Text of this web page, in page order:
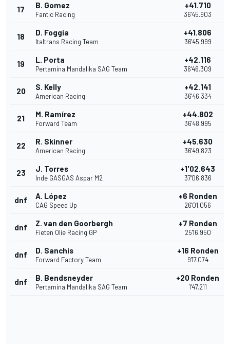
17 B. Gomez
Fantic Racing
+41.710
36'45.903
18 D. Foggia
Italtrans Racing Team
+41.806
36'45.999
19 L. Porta
Pertamina Mandalika SAG Team
+42.116
36'46.309
20 S. Kelly
American Racing
+42.141
36'46.334
21 M. Ramírez
Forward Team
+44.802
36'48.995
22 R. Skinner
American Racing
+45.630
36'49.823
23 J. Torres
Inde GASGAS Aspar M2
+1'02.643
37'06.836
dnf A. López
CAG Speed Up
+6 Ronden
26'01.056
dnf Z. van den Goorbergh
Fieten Olie Racing GP
+7 Ronden
25'16.950
dnf D. Sanchis
Forward Factory Team
+16 Ronden
9'17.074
dnf B. Bendsneyder
Pertamina Mandalika SAG Team
+20 Ronden
1'47.211